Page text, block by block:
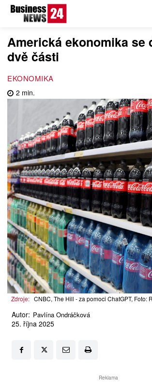
Americká ekonomika se
dvě části
EKONOMIKA
2 min.
Zdroje: CNBC, The Hill - za pomoci ChatGPT, Foto:
Autor: Pavlína Ondráčková
25. října 2025
Reklama